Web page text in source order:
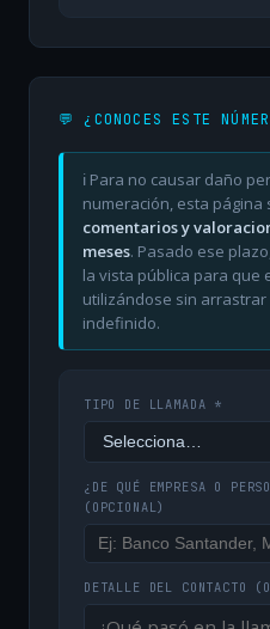
💬 ¿CONOCES ESTE
ℹ️ Para no causar daño
numeración, esta página
comentarios y
meses. Pasado ese
la vista pública para que
utilizándose sin
indefinido.
TIPO DE LLAMADA *
¿DE QUÉ EMPRESA O
(OPCIONAL)
DETALLE DEL CONTACTO